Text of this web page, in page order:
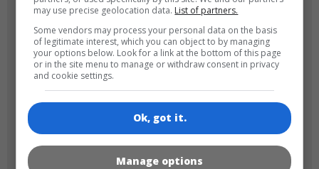
180x180
may use precise geolocation data. List of partners.
Some vendors may process your personal data on the basis
of legitimate interest, which you can object to by managing
your options below. Look for a link at the bottom of this page
or in the site menu to manage or withdraw consent in privacy
and cookie settings.
Ok, got it.
Manage options